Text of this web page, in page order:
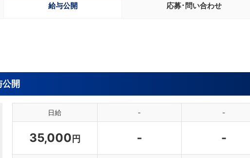
給与公開 応募･問い合わせ
開
日給
35,000 円
-
-
-
-